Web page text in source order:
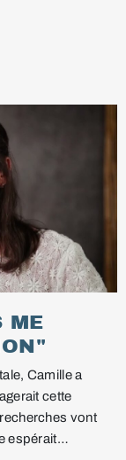
ME
Camille a
cette
vont
espérait…